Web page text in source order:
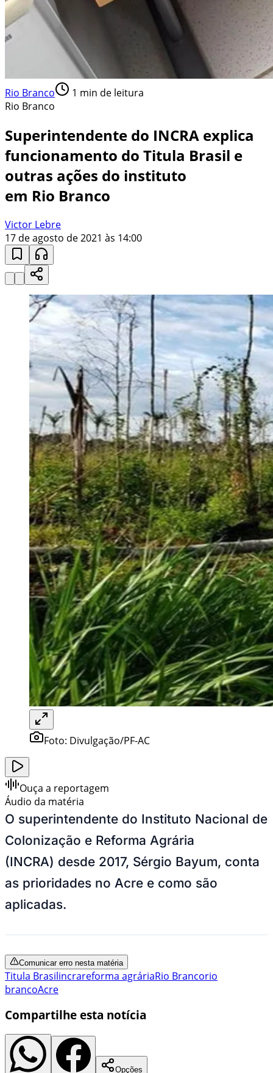
Rio Branco 1 min de leitura
Rio Branco
Superintendente do INCRA explica
funcionamento do Titula Brasil e
outras ações do instituto
em Rio Branco
Victor Lebre
17 de agosto de 2021 às 14:00
Foto: Divulgação/PF-AC
Ouça a reportagem
Áudio da matéria
O superintendente do Instituto Nacional de
Colonização e Reforma Agrária
(INCRA) desde 2017, Sérgio Bayum, conta
as prioridades no Acre e como são
aplicadas.
Comunicar erro nesta matéria
Titula Brasilincrareforma agráriaRio Brancorio
brancoAcre
Compartilhe esta notícia
Opções